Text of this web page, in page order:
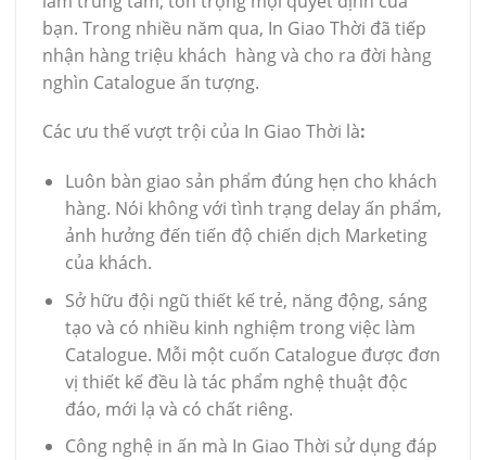
bạn. Trong nhiều năm qua, In Giao Thời đã tiếp
nhận hàng triệu khách hàng và cho ra đời hàng
nghìn Catalogue ấn tượng.
Các ưu thế vượt trội của In Giao Thời là:
Luôn bàn giao sản phẩm đúng hẹn cho khách
hàng. Nói không với tình trạng delay ấn phẩm,
ảnh hưởng đến tiến độ chiến dịch Marketing
của khách.
Sở hữu đội ngũ thiết kế trẻ, năng động, sáng
tạo và có nhiều kinh nghiệm trong việc làm
Catalogue. Mỗi một cuốn Catalogue được đơn
vị thiết kế đều là tác phẩm nghệ thuật độc
đáo, mới lạ và có chất riêng.
Công nghệ in ấn mà In Giao Thời sử dụng đáp